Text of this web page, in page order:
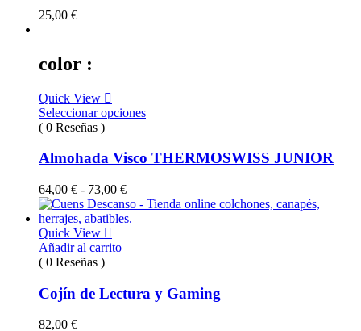
25,00 €
color :
Quick View
Seleccionar opciones
( 0 Reseñas )
Almohada Visco THERMOSWISS JUNIOR
64,00 € - 73,00 €Rango
de
precios:
Quick View
Añadir al carrito
( 0 Reseñas )
Cojín de Lectura y Gaming
82,00 €